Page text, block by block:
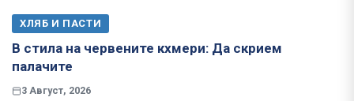
ХЛЯБ И ПАСТИ
В стила на червените кхмери: Да скрием
палачите
3 Август, 2026